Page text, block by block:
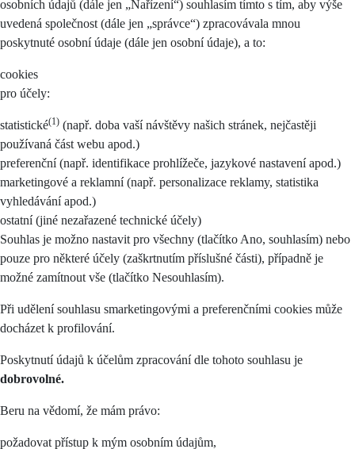
osobních údajů (dále jen „Nařízení“) souhlasím tímto s tím, aby výše
uvedená společnost (dále jen „správce“) zpracovávala mnou
poskytnuté osobní údaje (dále jen osobní údaje), a to:
cookies
pro účely:
statistické(1) (např. doba vaší návštěvy našich stránek, nejčastěji
používaná část webu apod.)
preferenční (např. identifikace prohlížeče, jazykové nastavení apod.)
marketingové a reklamní (např. personalizace reklamy, statistika
vyhledávání apod.)
ostatní (jiné nezařazené technické účely)
Souhlas je možno nastavit pro všechny (tlačítko Ano, souhlasím) nebo
pouze pro některé účely (zaškrtnutím příslušné části), případně je
možné zamítnout vše (tlačítko Nesouhlasím).
Při udělení souhlasu smarketingovými a preferenčními cookies může
docházet k profilování.
Poskytnutí údajů k účelům zpracování dle tohoto souhlasu je
dobrovolné.
Beru na vědomí, že mám právo:
požadovat přístup k mým osobním údajům,